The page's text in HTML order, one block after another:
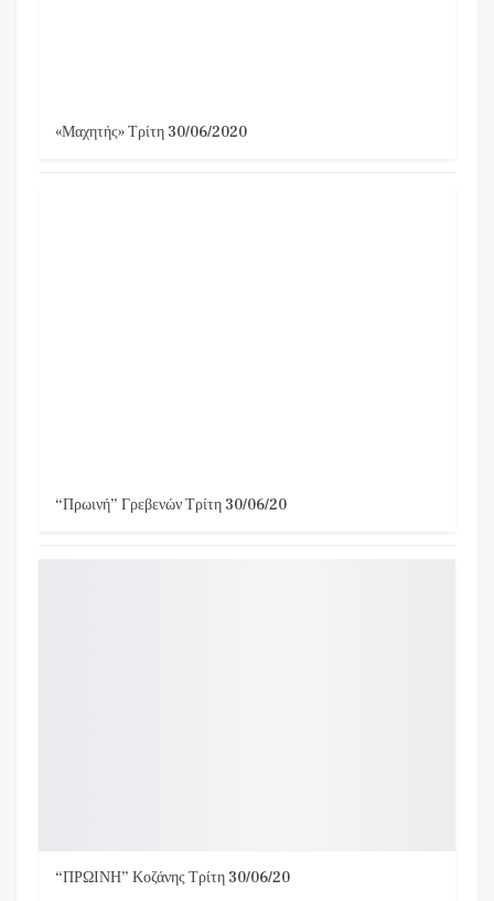
«Μαχητής» Τρίτη 30/06/2020
“Πρωινή” Γρεβενών Τρίτη 30/06/20
“ΠΡΩΙΝΗ” Κοζάνης Τρίτη 30/06/20